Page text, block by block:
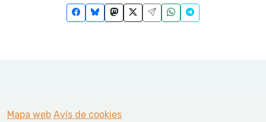
Mapa web Avís de cookies